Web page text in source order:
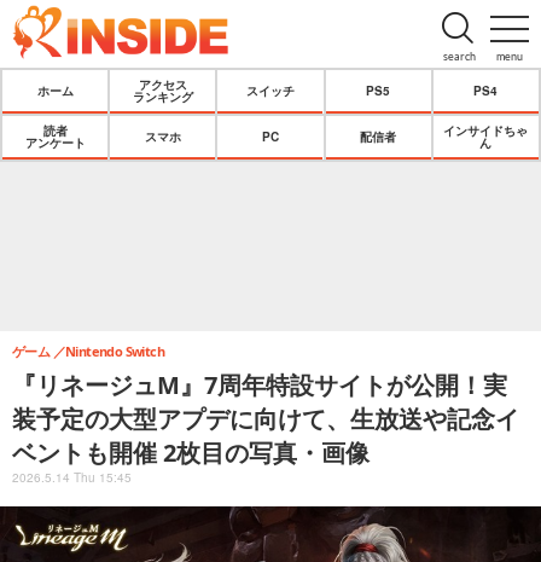
menu
search
ホーム
アクセス
ランキング
スイッチ PS5 PS4
読者
アンケート
スマホ PC 配信者
インサイドちゃ
ん
『リネージュM』7周年特設サイトが公開！実
装予定の大型アプデに向けて、生放送や記念イ
ベントも開催 2枚目の写真・画像
ゲーム Nintendo Switch
2026.5.14 Thu 15:45